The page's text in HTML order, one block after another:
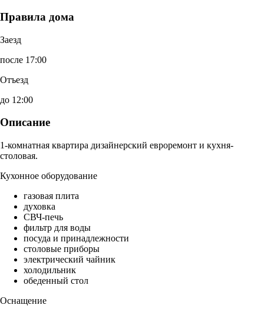
Правила дома
Заезд
после 17:00
Отъезд
до 12:00
Описание
1-комнатная квартира дизайнерский евроремонт и кухня-
столовая.
Кухонное оборудование
газовая плита
духовка
СВЧ-печь
фильтр для воды
посуда и принадлежности
столовые приборы
электрический чайник
холодильник
обеденный стол
Оснащение